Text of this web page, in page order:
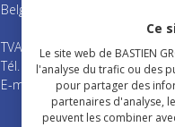
Belgique
TVA : BE 0401.233.471
Tél. :
+32 (0) 65 22 70 72
E-mail :
info@bastien-lens.be
Ce
Le site web de BASTIEN
l'analyse du trafic ou des
pour partager des
partenaires d'analyse,
peuvent les combiner